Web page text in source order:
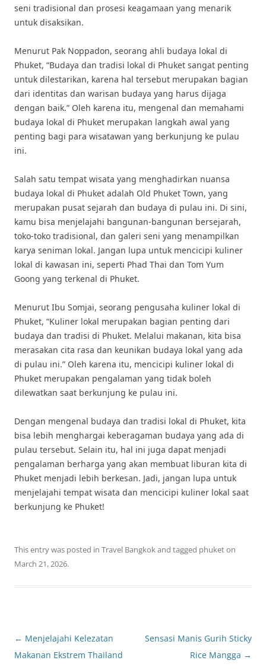
seni tradisional dan prosesi keagamaan yang menarik
untuk disaksikan.
Menurut Pak Noppadon, seorang ahli budaya lokal di
Phuket, “Budaya dan tradisi lokal di Phuket sangat penting
untuk dilestarikan, karena hal tersebut merupakan bagian
dari identitas dan warisan budaya yang harus dijaga
dengan baik.” Oleh karena itu, mengenal dan memahami
budaya lokal di Phuket merupakan langkah awal yang
penting bagi para wisatawan yang berkunjung ke pulau
ini.
Salah satu tempat wisata yang menghadirkan nuansa
budaya lokal di Phuket adalah Old Phuket Town, yang
merupakan pusat sejarah dan budaya di pulau ini. Di sini,
kamu bisa menjelajahi bangunan-bangunan bersejarah,
toko-toko tradisional, dan galeri seni yang menampilkan
karya seniman lokal. Jangan lupa untuk mencicipi kuliner
lokal di kawasan ini, seperti Phad Thai dan Tom Yum
Goong yang terkenal di Phuket.
Menurut Ibu Somjai, seorang pengusaha kuliner lokal di
Phuket, “Kuliner lokal merupakan bagian penting dari
budaya dan tradisi di Phuket. Melalui makanan, kita bisa
merasakan cita rasa dan keunikan budaya lokal yang ada
di pulau ini.” Oleh karena itu, mencicipi kuliner lokal di
Phuket merupakan pengalaman yang tidak boleh
dilewatkan saat berkunjung ke pulau ini.
Dengan mengenal budaya dan tradisi lokal di Phuket, kita
bisa lebih menghargai keberagaman budaya yang ada di
pulau tersebut. Selain itu, hal ini juga dapat menjadi
pengalaman berharga yang akan membuat liburan kita di
Phuket menjadi lebih berkesan. Jadi, jangan lupa untuk
menjelajahi tempat wisata dan mencicipi kuliner lokal saat
berkunjung ke Phuket!
This entry was posted in Travel Bangkokand tagged phuketon
March 21, 2026.
Post
navigation
← Menjelajahi Kelezatan
Makanan Ekstrem Thailand
Sensasi Manis Gurih Sticky
Rice Mangga →